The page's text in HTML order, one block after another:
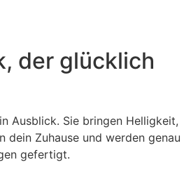
der glücklich
Ausblick. Sie bringen Helligkeit,
dein Zuhause und werden genau
gefertigt.